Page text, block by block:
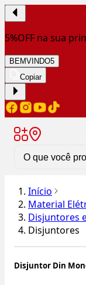
5%OFF na sua
BEMVINDO5
Copiar
Início
Material
Disjuntores
Disjuntores
Disjuntor Din